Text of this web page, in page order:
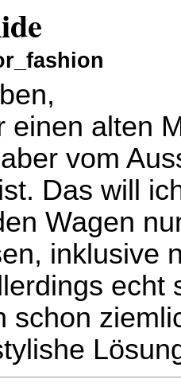
einen alten
vom
Das will
Wagen
inklusive
echt
schon